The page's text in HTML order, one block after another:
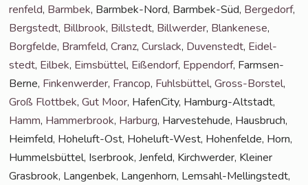
ren­feld, Barm­bek, Barm­bek-Nord, Barm­bek-Süd, Ber­ge­dorf,
Berg­stedt, Bill­brook, Bill­stedt, Bill­wer­der, Blan­ke­ne­se,
Borg­fel­de, Bramfeld,Cranz,Curs­lack, Duven­stedt, Eidel­
stedt, Eil­bek, Eims­büt­tel, Eißen­dorf, Eppen­dorf, Farm­sen-
Ber­ne, Fin­ken­wer­der, Fran­cop, Fuhls­büt­tel,Gross-Bors­tel,
Groß Flott­bek,Gut Moor, Hafen­Ci­ty, Ham­burg-Alt­stadt,
Hamm, Ham­mer­brook, Har­burg, Har­ve­ste­hu­de, Haus­bruch,
Heim­feld, Hohe­luft-Ost, Hohe­luft-West, Hohen­fel­de, Horn,
Hum­mels­büt­tel, Iser­brook, Jen­feld, Kirch­wer­der, Klei­ner
Gras­brook, Lan­gen­bek, Lan­gen­horn, Lem­sahl-Mel­ling­s­tedt,